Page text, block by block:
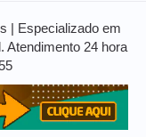
| Especializado em
Atendimento 24 hora